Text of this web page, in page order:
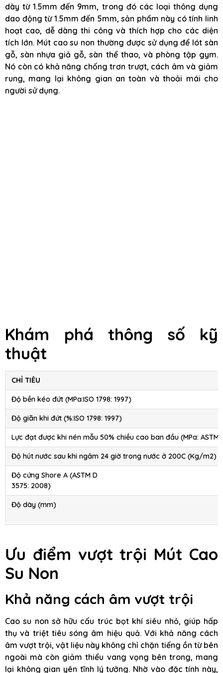
dày từ 1.5mm đến 9mm, trong đó các loại thông dụng
dao động từ 1.5mm đến 5mm, sản phẩm này có tính linh
hoạt cao, dễ dàng thi công và thích hợp cho các diện
tích lớn. Mút cao su non thường được sử dụng để lót sàn
gỗ, sàn nhựa giả gỗ, sàn thể thao, và phòng tập gym.
Nó còn có khả năng chống trơn trượt, cách âm và giảm
rung, mang lại không gian an toàn và thoải mái cho
người sử dụng.
Khám phá thông số kỹ
thuật
CHỈ TIÊU
Độ bền kéo đứt (MPa:ISO 1798: 1997)
Độ giãn khi đứt (%:ISO 1798: 1997)
Lực đạt được khi nén mẫu 50% chiều cao ban đầu (MPa: ASTM
Độ hút nước sau khi ngâm 24 giờ trong nước ở 200C (Kg/m2)
Độ cứng Shore A (ASTM D
3575: 2008)
Độ dày (mm)
Ưu điểm vượt trội Mút Cao
Su Non
Khả năng cách âm vượt trội
Cao su non sở hữu cấu trúc bọt khí siêu nhỏ, giúp hấp
thụ và triệt tiêu sóng âm hiệu quả. Với khả năng cách
âm vượt trội, vật liệu này không chỉ chặn tiếng ồn từ bên
ngoài mà còn giảm thiểu vang vọng bên trong, mang
lại không gian yên tĩnh lý tưởng. Nhờ vào đặc tính này,